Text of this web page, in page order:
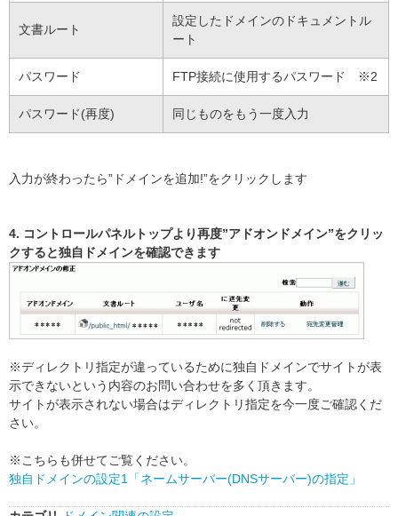
文書ルート
設定したドメインのドキュメントル
ート
パスワード FTP接続に使用するパスワード ※2
パスワード(再度) 同じものをもう一度入力
入力が終わったら”ドメインを追加!”をクリックします
4. コントロールパネルトップより再度”アドオンドメイン”をクリッ
クすると独自ドメインを確認できます
※ディレクトリ指定が違っているために独自ドメインでサイトが表
示できないという内容のお問い合わせを多く頂きます。
サイトが表示されない場合はディレクトリ指定を今一度ご確認くだ
さい。
※こちらも併せてご覧ください。
独自ドメインの設定1「ネームサーバー(DNSサーバー)の指定」